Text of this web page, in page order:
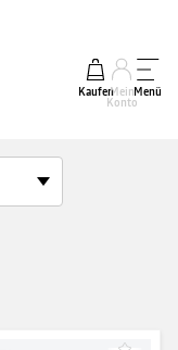
KaufenMein
Konto
Menü